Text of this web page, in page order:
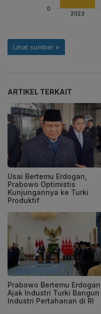
ARTIKEL TERKAIT
Usai Bertemu Erdogan,
Prabowo Optimistis
Kunjungannya ke Turki
Produktif
Prabowo Bertemu Erdogan,
Ajak Industri Turki Bangun
Industri Pertahanan di RI